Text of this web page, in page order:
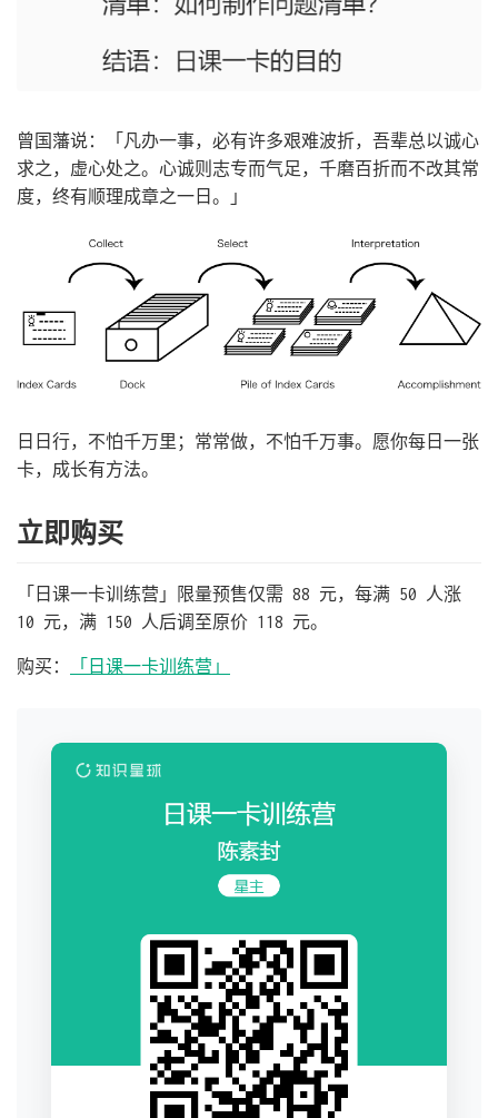
曾国藩说：「凡办一事，必有许多艰难波折，吾辈总以诚心
求之，虚心处之。心诚则志专而气足，千磨百折而不改其常
度，终有顺理成章之一日。」
日日行，不怕千万里；常常做，不怕千万事。愿你每日一张
卡，成长有方法。
立即购买
「日课一卡训练营」限量预售仅需 88 元，每满 50 人涨
10 元，满 150 人后调至原价 118 元。
购买： 「日课一卡训练营」